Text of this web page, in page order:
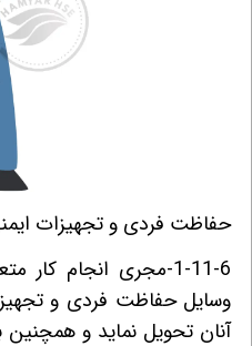
حفاظت فردی و تجهیزات
1-11-6-مجری انجام
وسایل حفاظت فردی و
آنان تحویل نماید و همچنین